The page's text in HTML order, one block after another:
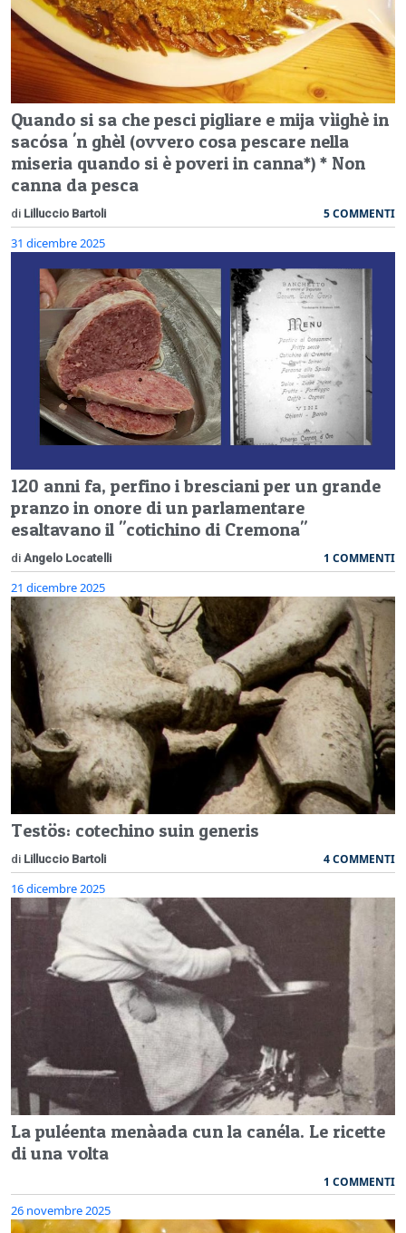
Quando si sa che pesci pigliare e mija vìighè in
sacósa 'n ghèl (ovvero cosa pescare nella
miseria quando si è poveri in canna*) * Non
canna da pesca
di Lilluccio Bartoli 5 COMMENTI
31 dicembre 2025
120 anni fa, perfino i bresciani per un grande
pranzo in onore di un parlamentare
esaltavano il "cotichino di Cremona"
di Angelo Locatelli 1 COMMENTI
21 dicembre 2025
Testös: cotechino suin generis
di Lilluccio Bartoli 4 COMMENTI
16 dicembre 2025
La puléenta menàada cun la canéla. Le ricette
di una volta
1 COMMENTI
26 novembre 2025